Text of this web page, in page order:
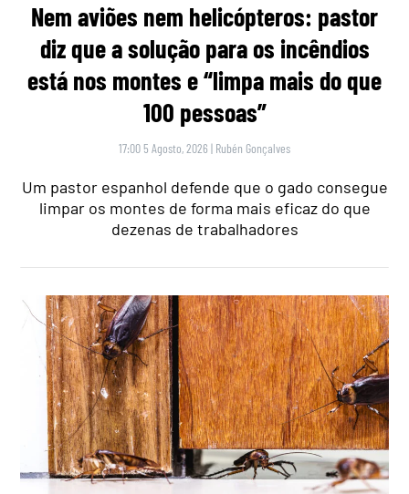
Nem aviões nem helicópteros: pastor
diz que a solução para os incêndios
está nos montes e “limpa mais do que
100 pessoas”
17:00 5 Agosto, 2026 | Rubén Gonçalves
Um pastor espanhol defende que o gado consegue
limpar os montes de forma mais eficaz do que
dezenas de trabalhadores